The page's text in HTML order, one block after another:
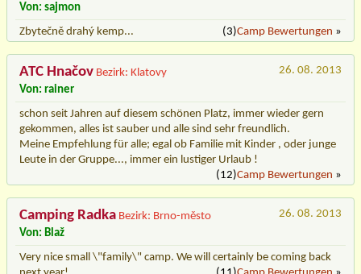
Von: sajmon
Zbytečně drahý kemp...
(3)Camp Bewertungen »
ATC Hnačov Bezirk: Klatovy
26. 08. 2013
Von: rainer
schon seit Jahren auf diesem schönen Platz, immer wieder gern
gekommen, alles ist sauber und alle sind sehr freundlich.
Meine Empfehlung für alle; egal ob Familie mit Kinder , oder junge
Leute in der Gruppe..., immer ein lustiger Urlaub !
(12)Camp Bewertungen »
Camping Radka Bezirk: Brno-město
26. 08. 2013
Von: Blaž
Very nice small \"family\" camp. We will certainly be coming back